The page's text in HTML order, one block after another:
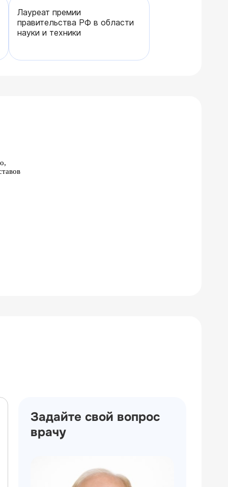
Лауреат премии
правительства РФ в области
науки и техники
Задайте свой вопрос
врачу